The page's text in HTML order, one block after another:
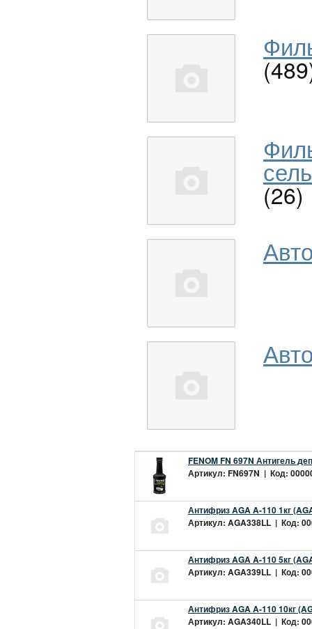
(26)
FENOM FN 697N Антигель
Артикул: FN697N | Код:
Антифриз AGA A-110 1кг
Артикул: AGA338LL | Код:
Антифриз AGA A-110 5кг
Артикул: AGA339LL | Код:
Антифриз AGA A-110 10кг
Артикул: AGA340LL | Код: